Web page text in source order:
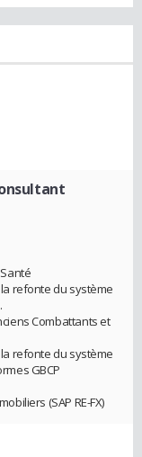
la refonte du système
Combattants et
la refonte du système
GBCP
(SAP RE-FX)